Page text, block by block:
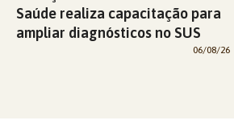
Saúde realiza capacitação para
ampliar diagnósticos no SUS
06/08/26